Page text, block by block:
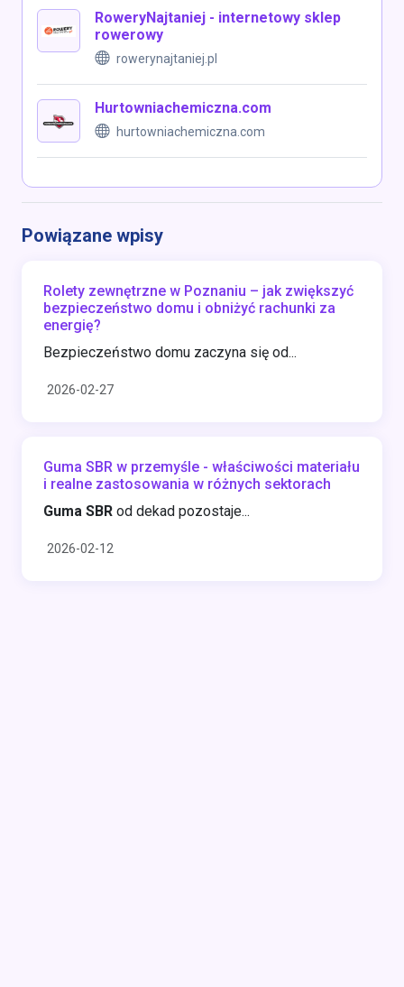
RoweryNajtaniej - internetowy sklep
rowerowy
rowerynajtaniej.pl
Hurtowniachemiczna.com
hurtowniachemiczna.com
Powiązane wpisy
Rolety zewnętrzne w Poznaniu – jak zwiększyć
bezpieczeństwo domu i obniżyć rachunki za
energię?
Bezpieczeństwo domu zaczyna się od...
2026-02-27
Guma SBR w przemyśle - właściwości materiału
i realne zastosowania w różnych sektorach
Guma SBR od dekad pozostaje...
2026-02-12